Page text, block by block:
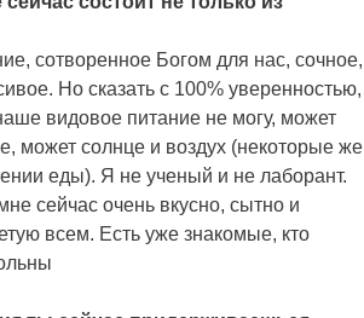
сотворенное Богом для нас, сочное,
Но сказать с 100% уверенностью,
видовое питание не могу, может
может солнце и воздух (некоторые же
еды). Я не ученый и не лаборант.
сейчас очень вкусно, сытно и
всем. Есть уже знакомые, кто